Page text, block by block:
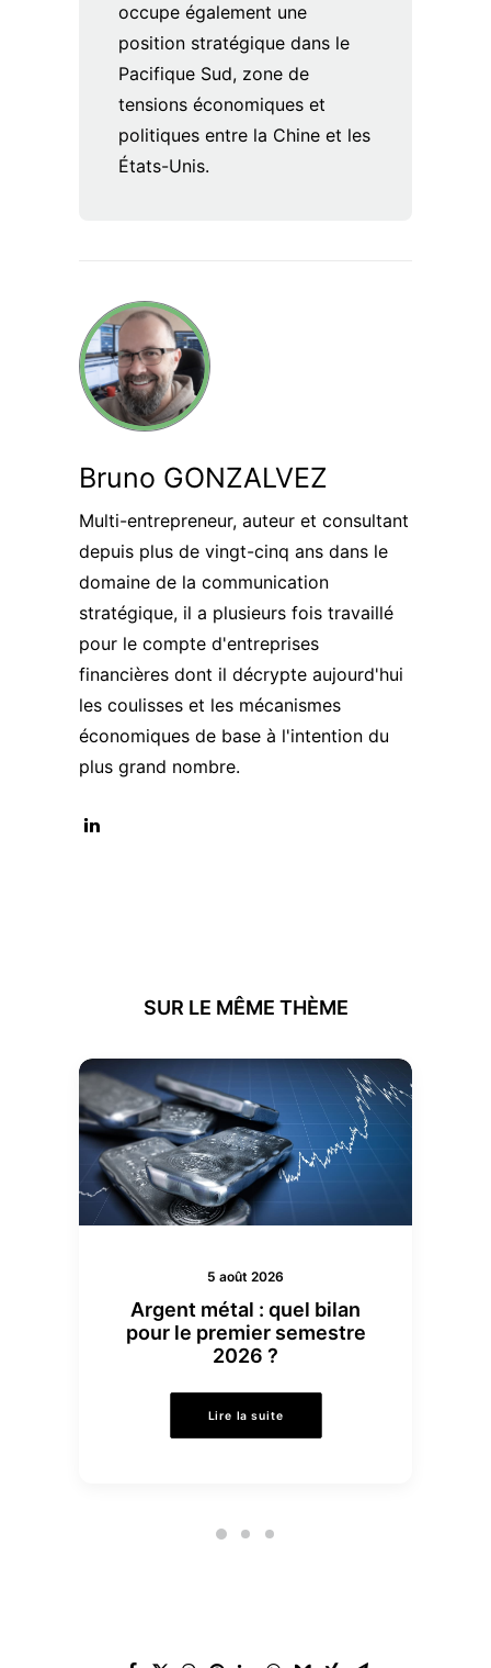
occupe également une
position stratégique dans le
Pacifique Sud, zone de
tensions économiques et
politiques entre la Chine et les
États-Unis.
Bruno GONZALVEZ
Multi-entrepreneur, auteur et consultant
depuis plus de vingt-cinq ans dans le
domaine de la communication
stratégique, il a plusieurs fois travaillé
pour le compte d'entreprises
financières dont il décrypte aujourd'hui
les coulisses et les mécanismes
économiques de base à l'intention du
plus grand nombre.
SUR LE MÊME THÈME
5 août 2026
Argent métal : quel bilan
pour le premier semestre
2026 ?
Lire la suite